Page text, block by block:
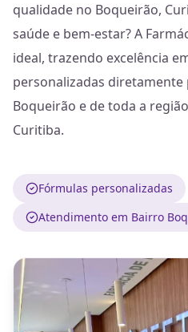
qualidade no Boqueirão,
saúde e bem-estar? A
ideal, trazendo excelência
personalizadas
Boqueirão e de toda a
Curitiba.
Fórmulas personalizadas
Atendimento em Bairro